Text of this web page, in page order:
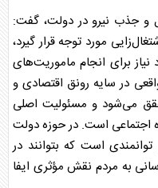
و جذب نیرو در دولت، گفت:
مورد توجه قرار گیرد،
برای انجام ماموریت‌های
در سایه رونق اقتصادی و
می‌شود و مسئولیت اصلی
اجتماعی است. در حوزه دولت
است که بتوانند در
به مردم نقش مؤثری ایفا